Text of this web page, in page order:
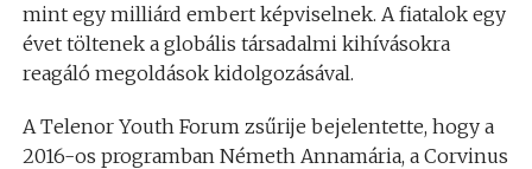
mint egy milliárd embert képviselnek. A fiatalok egy
évet töltenek a globális társadalmi kihívásokra
reagáló megoldások kidolgozásával.
A Telenor Youth Forum zsűrije bejelentette, hogy a
2016-os programban Németh Annamária, a Corvinus